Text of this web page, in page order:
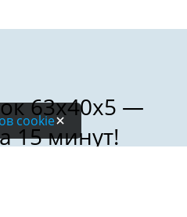
cookie